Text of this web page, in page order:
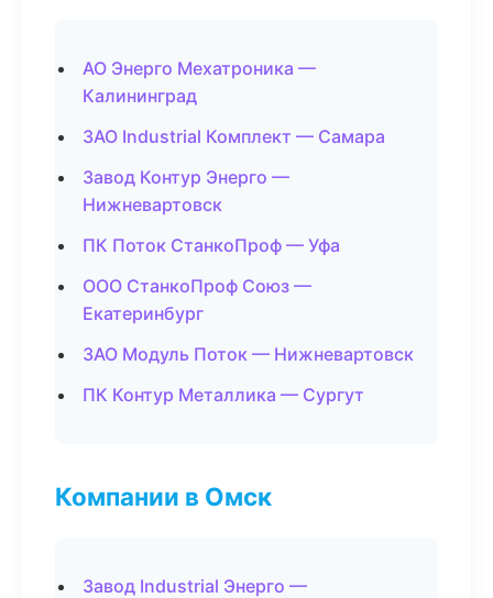
АО Энерго Мехатроника —
Калининград
ЗАО Industrial Комплект — Самара
Завод Контур Энерго —
Нижневартовск
ПК Поток СтанкоПроф — Уфа
ООО СтанкоПроф Союз —
Екатеринбург
ЗАО Модуль Поток — Нижневартовск
ПК Контур Металлика — Сургут
Компании в Омск
Завод Industrial Энерго —